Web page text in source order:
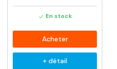
 En stock
Acheter
+ détail